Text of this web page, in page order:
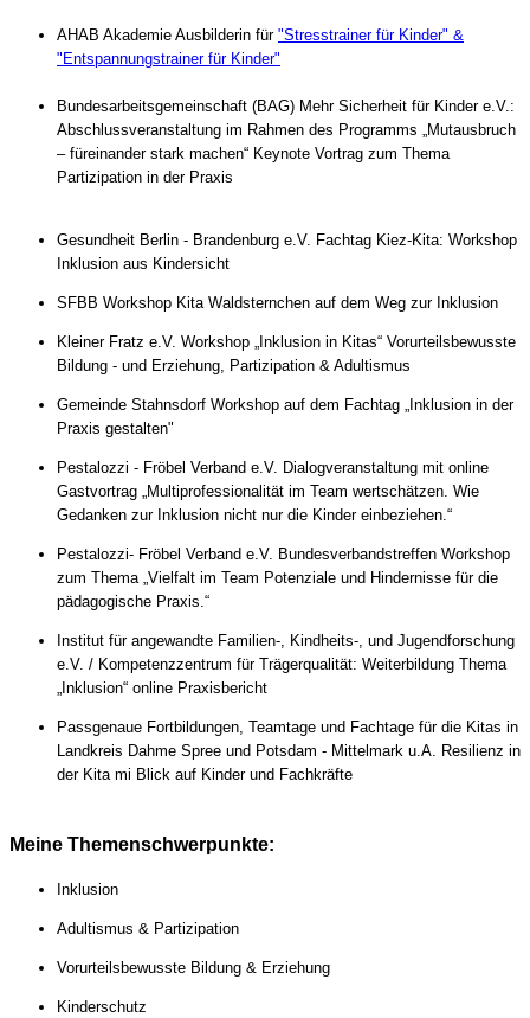
AHAB Akademie Ausbilderin für "Stresstrainer für Kinder" &
"Entspannungstrainer für Kinder"
Bundesarbeitsgemeinschaft (BAG) Mehr Sicherheit für Kinder e.V.:
Abschlussveranstaltung im Rahmen des Programms „Mutausbruch
– füreinander stark machen“ Keynote Vortrag zum Thema
Partizipation in der Praxis
Gesundheit Berlin - Brandenburg e.V. Fachtag Kiez-Kita: Workshop
Inklusion aus Kindersicht
SFBB Workshop Kita Waldsternchen auf dem Weg zur Inklusion
Kleiner Fratz e.V. Workshop „Inklusion in Kitas“ Vorurteilsbewusste
Bildung - und Erziehung, Partizipation & Adultismus
Gemeinde Stahnsdorf Workshop auf dem Fachtag „Inklusion in der
Praxis gestalten"
Pestalozzi - Fröbel Verband e.V. Dialogveranstaltung mit online
Gastvortrag „Multiprofessionalität im Team wertschätzen. Wie
Gedanken zur Inklusion nicht nur die Kinder einbeziehen.“
Pestalozzi- Fröbel Verband e.V. Bundesverbandstreffen Workshop
zum Thema „Vielfalt im Team Potenziale und Hindernisse für die
pädagogische Praxis.“
Institut für angewandte Familien-, Kindheits-, und Jugendforschung
e.V. / Kompetenzzentrum für Trägerqualität: Weiterbildung Thema
„Inklusion“ online Praxisbericht
Passgenaue Fortbildungen, Teamtage und Fachtage für die Kitas in
Landkreis Dahme Spree und Potsdam - Mittelmark u.A. Resilienz in
der Kita mi Blick auf Kinder und Fachkräfte
Meine Themenschwerpunkte:
Inklusion
Adultismus & Partizipation
Vorurteilsbewusste Bildung & Erziehung
Kinderschutz